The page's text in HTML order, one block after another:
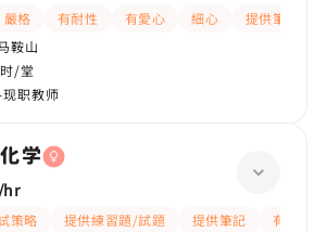
嚴格 有耐性 有愛心 細心 提供筆記
鞍山
/堂
职教师
学
/hr
策略 提供練習題/試題 提供筆記
有耐性